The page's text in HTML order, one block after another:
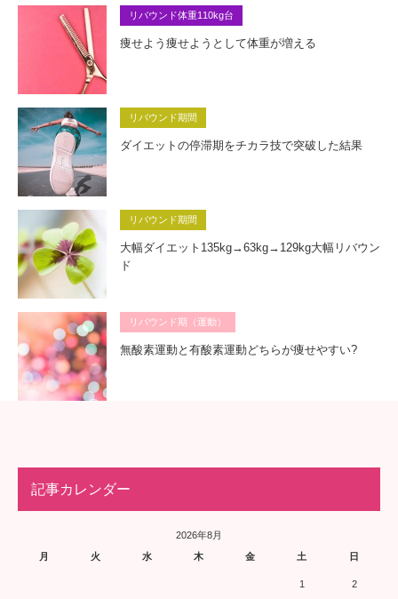
リバウンド体重110kg台
痩せよう痩せようとして体重が増える
リバウンド期間
ダイエットの停滞期をチカラ技で突破した結果
リバウンド期間
大幅ダイエット135kg→63kg→129kg大幅リバウン
ド
リバウンド期（運動）
無酸素運動と有酸素運動どちらが痩せやすい?
記事カレンダー
2026年8月
月
火 水 木 金 土 日
1 2